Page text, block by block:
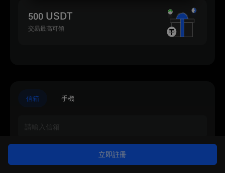
500 USDT
交易最高可領
信箱 手機
立即註冊